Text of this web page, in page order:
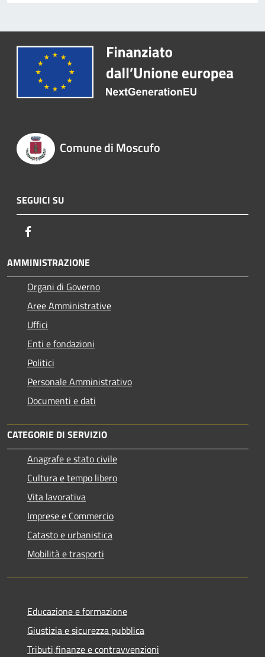
Comune di Moscufo
SEGUICI SU
AMMINISTRAZIONE
Organi di Governo
Aree Amministrative
Uffici
Enti e fondazioni
Politici
Personale Amministrativo
Documenti e dati
CATEGORIE DI SERVIZIO
Anagrafe e stato civile
Cultura e tempo libero
Vita lavorativa
Imprese e Commercio
Catasto e urbanistica
Mobilità e trasporti
Educazione e formazione
Giustizia e sicurezza pubblica
Tributi,finanze e contravvenzioni